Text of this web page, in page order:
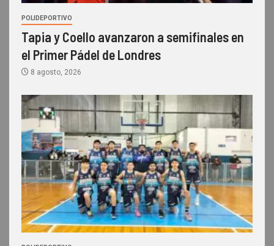
POLIDEPORTIVO
Tapia y Coello avanzaron a semifinales en
el Primer Pádel de Londres
8 agosto, 2026